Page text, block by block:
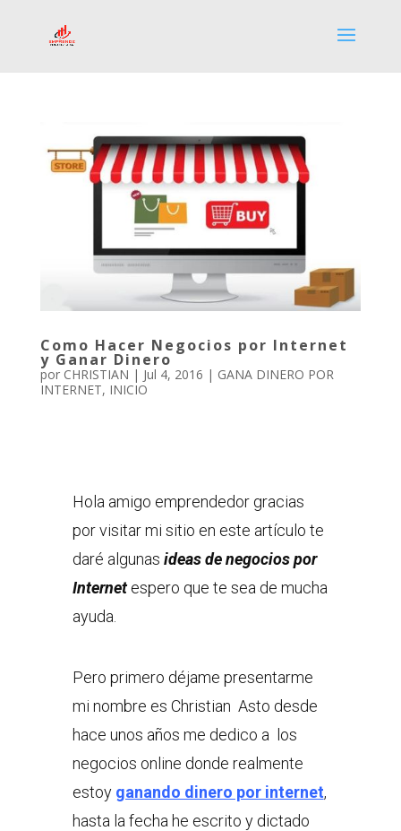
Como Hacer Negocios por Internet
y Ganar Dinero
por CHRISTIAN | Jul 4, 2016 | GANA DINERO POR
INTERNET, INICIO
Hola amigo emprendedor gracias
por visitar mi sitio en este artículo te
daré algunas ideas de negocios por
Internetespero que te sea de mucha
ayuda.
Pero primero déjame presentarme
mi nombre es Christian Asto desde
hace unos años me dedico a los
negocios online donde realmente
estoy ganando dinero por internet,
hasta la fecha he escrito y dictado